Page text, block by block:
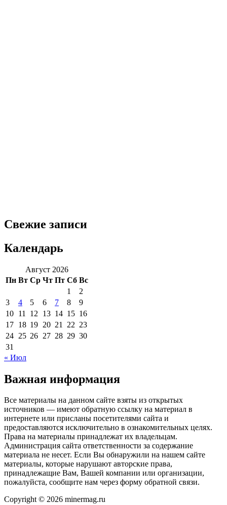
Свежие записи
Календарь
Август 2026
Пн Вт Ср Чт Пт Сб Вс
1
2
3
4 5 6 7 8
9
10 11 12 13 14 15 16
17 18 19 20 21 22 23
24 25 26 27 28 29 30
31
« Июл
Важная информация
Все материалы на данном сайте взяты из открытых
источников — имеют обратную ссылку на материал в
интернете или присланы посетителями сайта и
предоставляются исключительно в ознакомительных целях.
Права на материалы принадлежат их владельцам.
Администрация сайта ответственности за содержание
материала не несет. Если Вы обнаружили на нашем сайте
материалы, которые нарушают авторские права,
принадлежащие Вам, Вашей компании или организации,
пожалуйста, сообщите нам через форму обратной связи.
Copyright © 2026 minermag.ru